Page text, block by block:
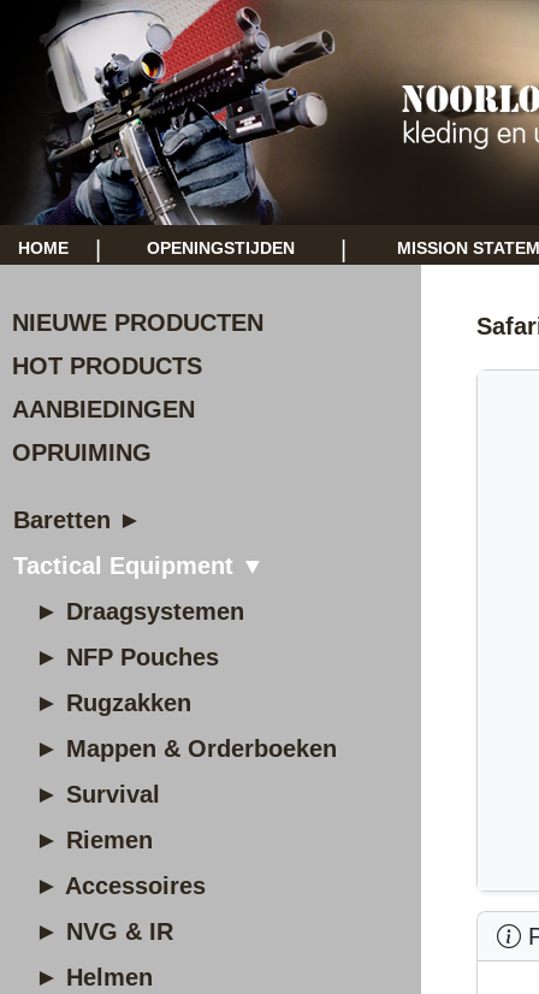
HOME OPENINGSTIJDEN MISSION
NIEUWE PRODUCTEN
HOT PRODUCTS
AANBIEDINGEN
OPRUIMING
Baretten ►
Tactical Equipment ▼
► Draagsystemen
► NFP Pouches
► Rugzakken
► Mappen & Orderboeken
► Survival
► Riemen
► Accessoires
► NVG & IR
► Helmen